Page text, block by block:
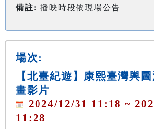
備註: 播映時段依現場公告
場次:
【北臺紀遊】康熙臺灣輿
畫影片
2024/12/31 11:18 ~
11:28